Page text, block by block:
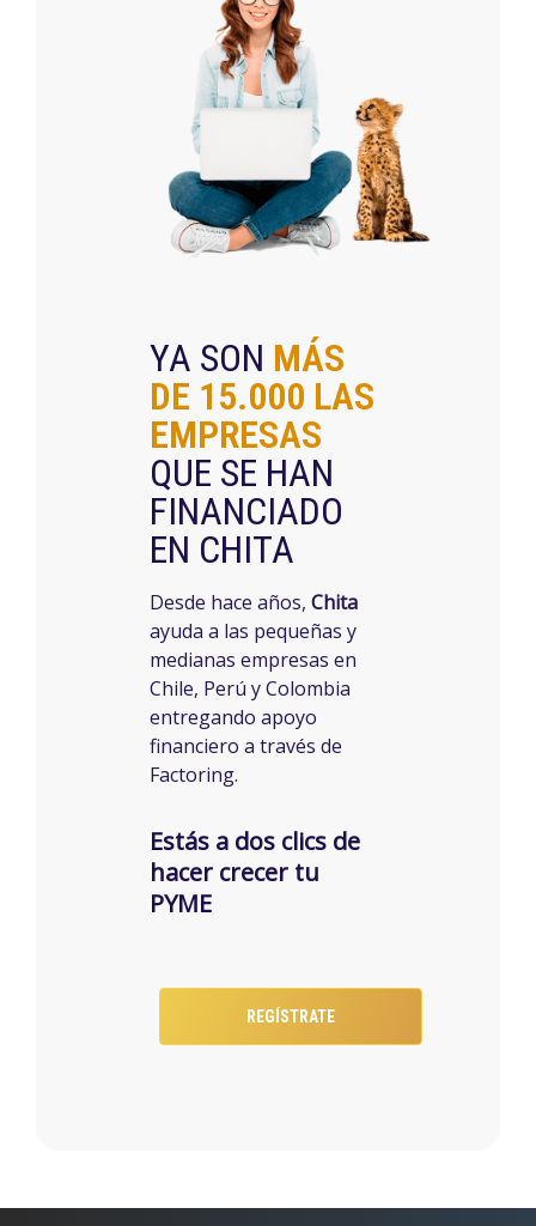
YA SON MÁS
DE 15.000 LAS
EMPRESAS
QUE SE HAN
FINANCIADO
EN CHITA
Desde hace años, Chita
ayuda a las pequeñas y
medianas empresas en
Chile, Perú y Colombia
entregando apoyo
financiero a través de
Factoring.
Estás a dos clics de
hacer crecer tu
PYME
REGÍSTRATE